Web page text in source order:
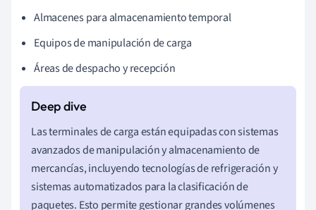
Almacenes para almacenamiento temporal
Equipos de manipulación de carga
Áreas de despacho y recepción
Las terminales de carga están equipadas con sistemas
avanzados de manipulación y almacenamiento de
mercancías, incluyendo tecnologías de refrigeración y
sistemas automatizados para la clasificación de
paquetes. Esto permite gestionar grandes volúmenes